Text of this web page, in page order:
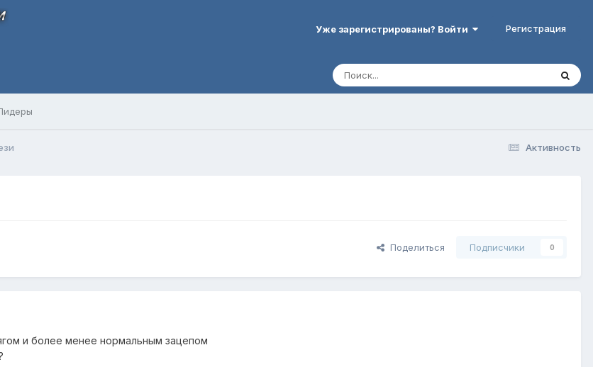
Уже зарегистрированы? Войти Регистрация
Активность
Поделиться Подписчики 0
и более менее нормальным зацепом